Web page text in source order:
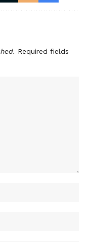
Required fields